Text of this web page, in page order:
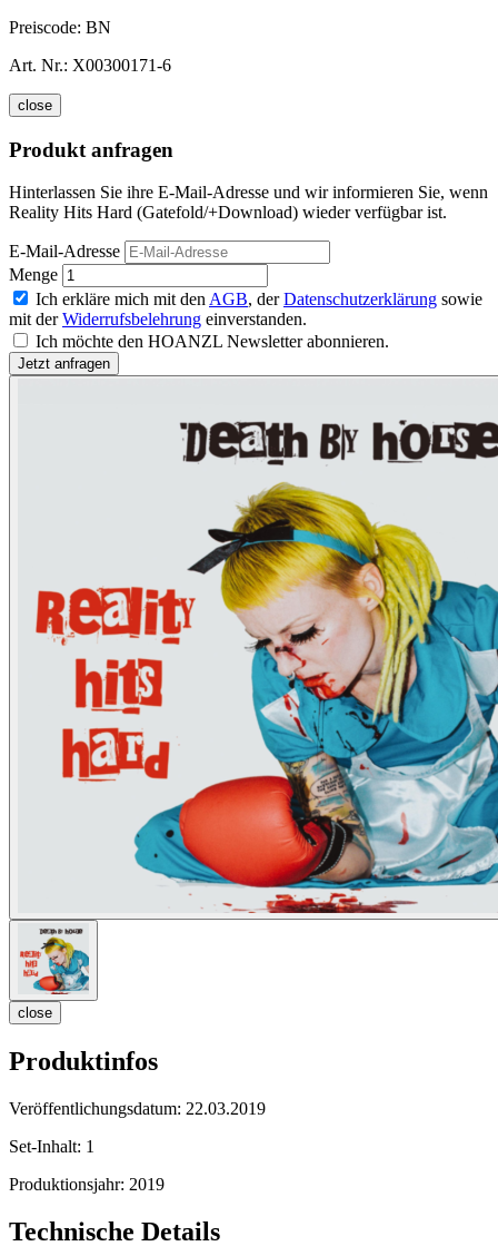
Preiscode: BN
Art. Nr.: X00300171-6
close
Produkt anfragen
Hinterlassen Sie ihre E-Mail-Adresse und wir informieren Sie, wenn
Reality Hits Hard (Gatefold/+Download) wieder verfügbar ist.
E-Mail-Adresse
Menge
Ich erkläre mich mit den AGB, derDatenschutzerklärung sowie
mit derWiderrufsbelehrung einverstanden.
Ich möchte den HOANZL Newsletter abonnieren.
close
Produktinfos
Veröffentlichungsdatum: 22.03.2019
Set-Inhalt: 1
Produktionsjahr: 2019
Technische Details